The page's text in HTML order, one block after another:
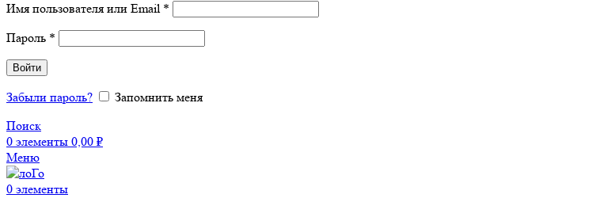
Имя пользователя или Email *
Пароль *
Войти
Забыли пароль?
Запомнить меня
Поиск
0 элементы 0,00 ₽
Меню
0 элементы